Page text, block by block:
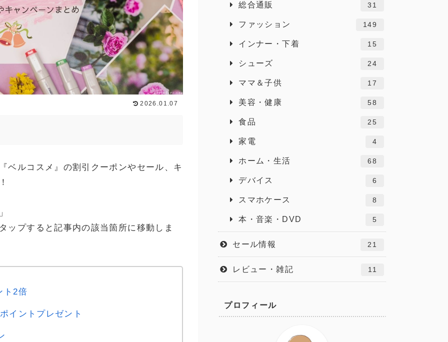
2026.01.07
ベルコスメ』の割引クーポンやセール、キ
ップすると記事内の該当箇所に移動しま
ト2倍
イントプレゼント
総合通販 31
ファッション 149
インナー・下着 15
シューズ 24
ママ＆子供 17
美容・健康 58
食品 25
家電 4
ホーム・生活 68
デバイス 6
スマホケース 8
本・音楽・DVD 5
セール情報 21
レビュー・雑記 11
プロフィール